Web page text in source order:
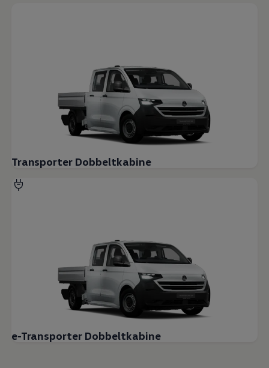
Transporter Dobbeltkabine
e-Transporter Dobbeltkabine